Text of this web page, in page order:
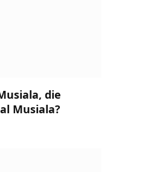
die
Musiala?